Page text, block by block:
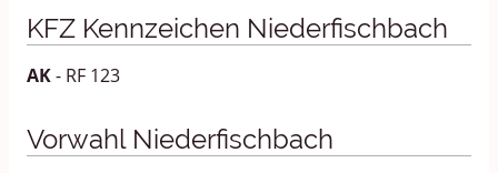
KFZ Kennzeichen Niederfischbach
AK- RF 123
Vorwahl Niederfischbach